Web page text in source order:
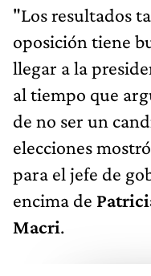
"Los resultados
oposición tiene
llegar a la
al tiempo que
de no ser un
elecciones
para el jefe de
encima de
Macri.